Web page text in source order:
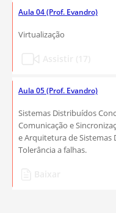
Aula 04 (Prof. Evandro)
Virtualização
Aula 05 (Prof. Evandro)
Sistemas Distribuídos
Comunicação e
e Arquitetura de Sistemas
Tolerância a falhas.